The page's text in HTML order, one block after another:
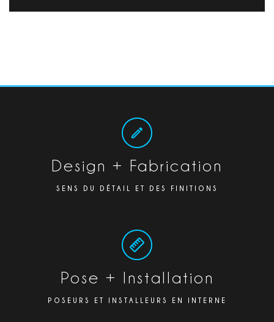
Design + Fabrication
SENS DU DÉTAIL ET DES FINITIONS
Pose + Installation
POSEURS ET INSTALLEURS EN INTERNE